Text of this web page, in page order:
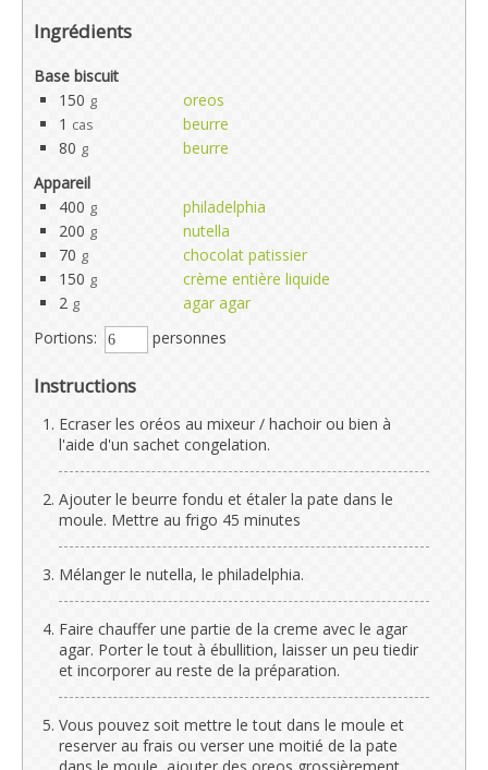
Ingrédients
Base biscuit
150 g
oreos
1 cas
beurre
80 g
beurre
Appareil
400 g
philadelphia
200 g
nutella
70 g
chocolat patissier
150 g
crème entière liquide
2 g
agar agar
Portions:
personnes
Instructions
Ecraser les oréos au mixeur / hachoir ou bien à
l'aide d'un sachet congelation.
Ajouter le beurre fondu et étaler la pate dans le
moule. Mettre au frigo 45 minutes
Mélanger le nutella, le philadelphia.
Faire chauffer une partie de la creme avec le agar
agar. Porter le tout à ébullition, laisser un peu tiedir
et incorporer au reste de la préparation.
Vous pouvez soit mettre le tout dans le moule et
reserver au frais ou verser une moitié de la pate